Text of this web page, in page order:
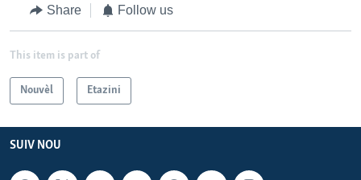
Share Follow us
This item is part of
Nouvèl Etazini
SUIV NOU